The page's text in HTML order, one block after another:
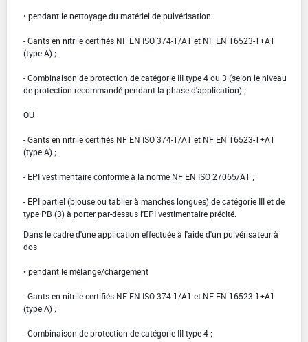
• pendant le nettoyage du matériel de pulvérisation
- Gants en nitrile certifiés NF EN ISO 374-1/A1 et NF EN 16523-1+A1
(type A) ;
- Combinaison de protection de catégorie III type 4 ou 3 (selon le niveau
de protection recommandé pendant la phase d'application) ;
OU
- Gants en nitrile certifiés NF EN ISO 374-1/A1 et NF EN 16523-1+A1
(type A) ;
- EPI vestimentaire conforme à la norme NF EN ISO 27065/A1 ;
- EPI partiel (blouse ou tablier à manches longues) de catégorie III et de
type PB (3) à porter par-dessus l'EPI vestimentaire précité.
Dans le cadre d'une application effectuée à l'aide d'un pulvérisateur à
dos
• pendant le mélange/chargement
- Gants en nitrile certifiés NF EN ISO 374-1/A1 et NF EN 16523-1+A1
(type A) ;
- Combinaison de protection de catégorie III type 4 ;